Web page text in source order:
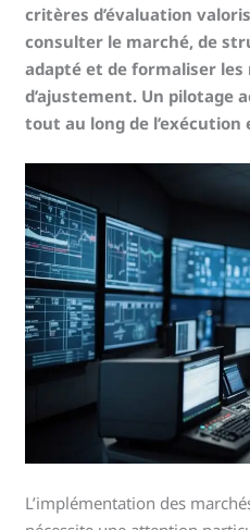
critères d’évaluation
consulter le marché, de
adapté et de formaliser
d’ajustement. Un pilotage
tout au long de l’exécution
L’implémentation des